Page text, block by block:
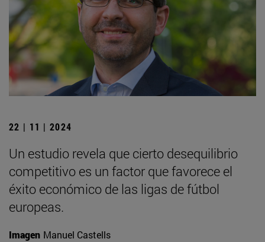
22 | 11 | 2024
Un estudio revela que cierto desequilibrio
competitivo es un factor que favorece el
éxito económico de las ligas de fútbol
europeas.
Imagen Manuel Castells